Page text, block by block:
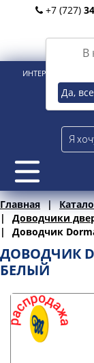
+7 (727)
В
Да,
ИНТЕРНЕТ-
Главная
Доводчики
Доводчик
ДОВОДЧИК
БЕЛЫЙ